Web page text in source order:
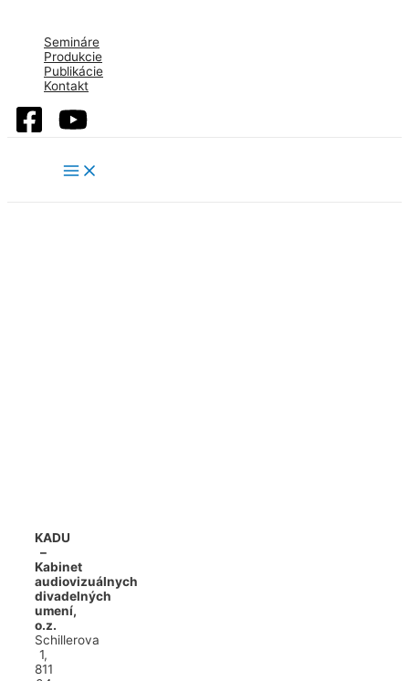
contentSemináre
Produkcie
Publikácie
Kontakt
Main
Menu
KADU
–
Kabinet
audiovizuálnych
divadelných
umení,
o.z.
Schillerova
1,
811